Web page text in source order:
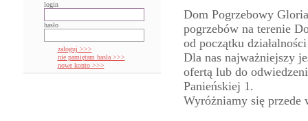
login
hasło
zaloguj >>>
nie pamiętam hasła >>>
nowe konto >>>
Dom Pogrzebowy
pogrzebów na terenie
od początku
Dla nas najważniejszy
ofertą lub do
Panieńskiej 1.
Wyróżniamy się przede